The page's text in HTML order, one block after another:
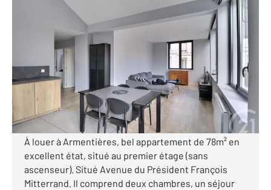
ARMENTIERES 59
, 3 pièces
Ref : 688
Appartement F3 à louer
890 €
par mois charges comprises
Visiter le site dédié
À louer à Armentières, bel appartement de 78m² en
excellent état, situé au premier étage (sans
ascenseur). Situé Avenue du Président François
Mitterrand. Il comprend deux chambres, un séjour